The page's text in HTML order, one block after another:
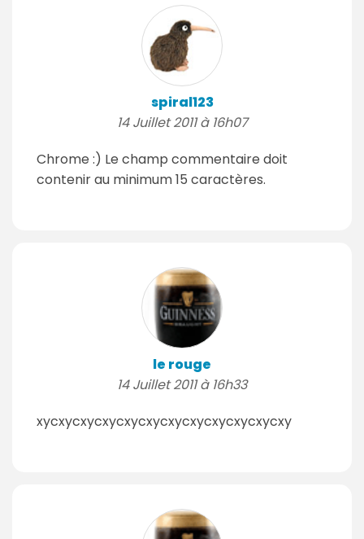
spiral123
14 Juillet 2011 à 16h07
Chrome :) Le champ commentaire doit
contenir au minimum 15 caractères.
le rouge
14 Juillet 2011 à 16h33
xycxycxycxycxycxycxycxycxycxycxycxy